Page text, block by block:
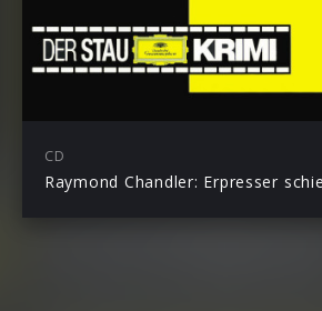
CD
Raymond Chandler: Erpresser